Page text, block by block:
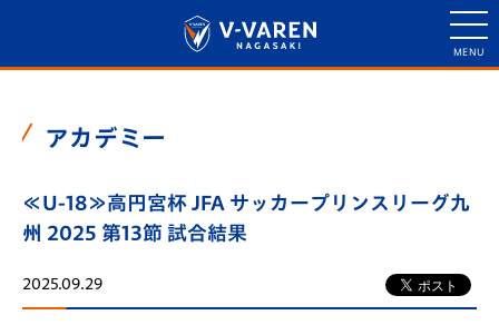
アカデミー
≪U-18≫高円宮杯 JFA サッカープリンスリーグ九
州 2025 第13節 試合結果
2025.09.29